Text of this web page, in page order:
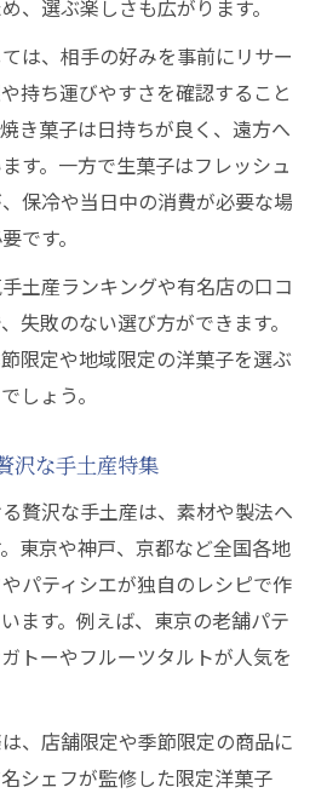
、選ぶ楽しさも広がります。
は、相手の好みを事前にリサー
持ち運びやすさを確認すること
き菓子は日持ちが良く、遠方へ
す。一方で生菓子はフレッシュ
保冷や当日中の消費が必要な場
です。
土産ランキングや有名店の口コ
失敗のない選び方ができます。
限定や地域限定の洋菓子を選ぶ
しょう。
沢な手土産特集
贅沢な手土産は、素材や製法へ
東京や神戸、京都など全国各地
パティシエが独自のレシピで作
ます。例えば、東京の老舗パテ
トーやフルーツタルトが人気を
、店舗限定や季節限定の商品に
シェフが監修した限定洋菓子